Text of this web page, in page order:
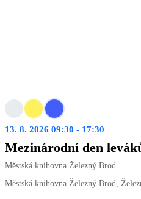
13. 8. 2026 09:30 - 17:30
Mezinárodní den
Městská knihovna Železný Brod
Městská knihovna Železný Brod,